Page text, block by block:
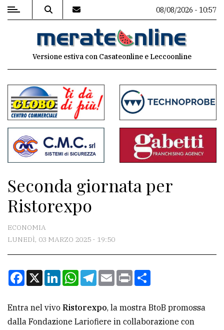
MENU
commenti
Contenuti
del
sito
Associazioni
Meteo
La
redazione
Scrivici
Per
08/08/2026 - 10:57
Versione estiva con Casateonline e Leccoonline
Seconda giornata per
Ristorexpo
ECONOMIA
LUNEDÌ, 03 MARZO 2025 - 19:50
Facebook
X LinkedInWhatsApp
Telegram
EmailPrint
Entra nel vivo Ristorexpo, la mostra BtoB promossa
dalla Fondazione Lariofiere in collaborazione con